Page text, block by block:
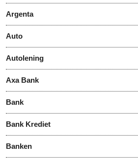
Argenta
Auto
Autolening
Axa Bank
Bank
Bank Krediet
Banken